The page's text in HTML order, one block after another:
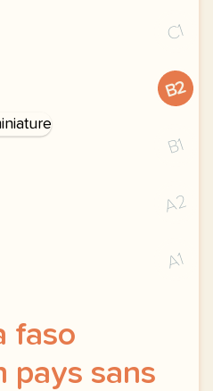
C1
B2
B1
A2
A1
faso
pays sans